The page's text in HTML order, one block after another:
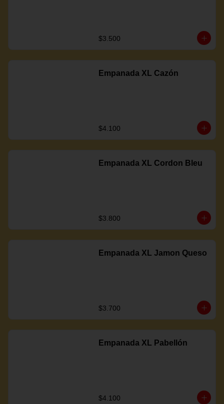
$3.500
Empanada XL Cazón
$4.100
Empanada XL Cordon Bleu
$3.800
Empanada XL Jamon Queso
$3.700
Empanada XL Pabellón
$4.100